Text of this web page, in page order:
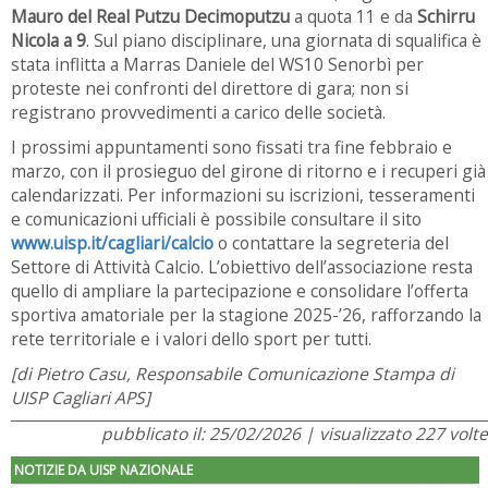
Mauro del Real Putzu Decimoputzua quota 11 e da Schirru
Nicola a 9. Sul piano disciplinare, una giornata di squalifica è
stata inflitta a Marras Daniele del WS10 Senorbì per
proteste nei confronti del direttore di gara; non si
registrano provvedimenti a carico delle società.
I prossimi appuntamenti sono fissati tra fine febbraio e
marzo, con il prosieguo del girone di ritorno e i recuperi già
calendarizzati. Per informazioni su iscrizioni, tesseramenti
e comunicazioni ufficiali è possibile consultare il sito
www.uisp.it/cagliari/calcioo contattare la segreteria del
Settore di Attività Calcio. L’obiettivo dell’associazione resta
quello di ampliare la partecipazione e consolidare l’offerta
sportiva amatoriale per la stagione 2025-’26, rafforzando la
rete territoriale e i valori dello sport per tutti.
[di Pietro Casu, Responsabile Comunicazione Stampa di
UISP Cagliari APS]
pubblicato il: 25/02/2026 | visualizzato 227 volte
NOTIZIE DA UISP NAZIONALE